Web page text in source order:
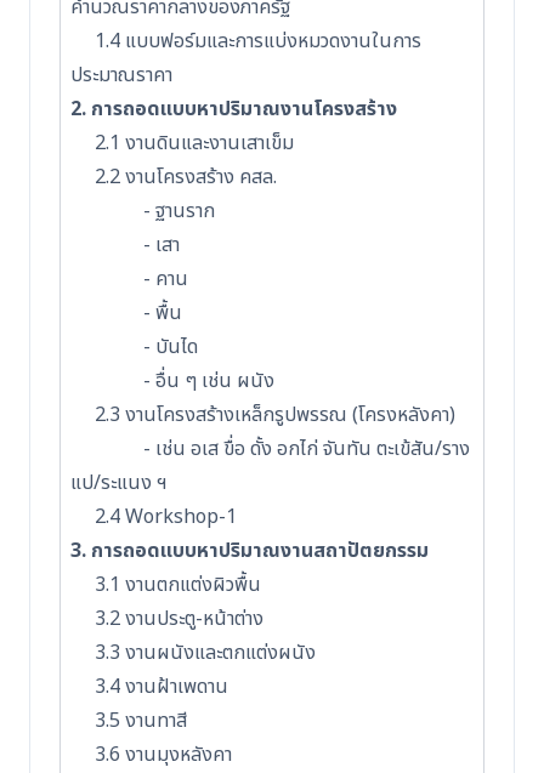
คำนวณราคากลางของภาครัฐ
1.4 แบบฟอร์มและการแบ่งหมวดงานในการ
ประมาณราคา
2. การถอดแบบหาปริมาณงานโครงสร้าง
2.1 งานดินและงานเสาเข็ม
2.2 งานโครงสร้าง คสล.
- ฐานราก
- เสา
- คาน
- พื้น
- บันได
- อื่น ๆ เช่น ผนัง
2.3 งานโครงสร้างเหล็กรูปพรรณ (โครงหลังคา)
- เช่น อเส ขื่อ ดั้ง อกไก่ จันทัน ตะเข้สัน/ราง
แป/ระแนง ฯ
2.4 Workshop-1
3. การถอดแบบหาปริมาณงานสถาปัตยกรรม
3.1 งานตกแต่งผิวพื้น
3.2 งานประตู-หน้าต่าง
3.3 งานผนังและตกแต่งผนัง
3.4 งานฝ้าเพดาน
3.5 งานทาสี
3.6 งานมุงหลังคา